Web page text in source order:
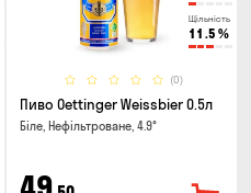
Щільність
11.5 %
(0)
Пиво Oettinger Weissbier 0.5л
Біле, Нефільтроване, 4.9°